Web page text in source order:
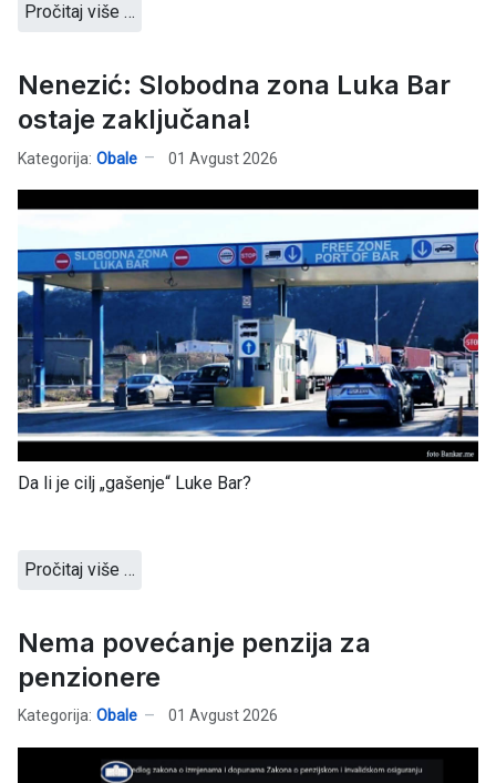
Pročitaj više …
Nenezić: Slobodna zona Luka Bar
ostaje zaključana!
Kategorija: Obale 01 Avgust 2026
Da li je cilj „gašenje“ Luke Bar?
Pročitaj više …
Nema povećanje penzija za
penzionere
Kategorija: Obale 01 Avgust 2026